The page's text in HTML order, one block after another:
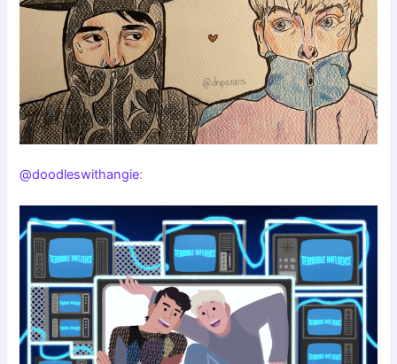
@doodleswithangie: